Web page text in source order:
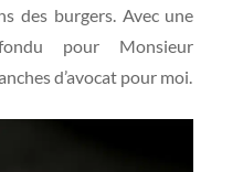
des burgers. Avec une
pour Monsieur
d’avocat pour moi.